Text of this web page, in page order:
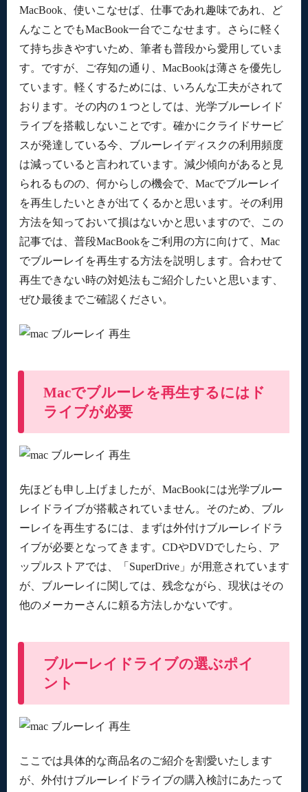
MacBook、使いこなせば、仕事であれ趣味であれ、ど
んなことでもMacBook一台でこなせます。さらに軽く
て持ち歩きやすいため、筆者も普段から愛用していま
す。ですが、ご存知の通り、MacBookは薄さを優先し
ています。軽くするためには、いろんな工夫がされて
おります。その内の１つとしては、光学ブルーレイド
ライブを搭載しないことです。確かにクライドサービ
スが発達している今、ブルーレイディスクの利用頻度
は減っていると言われています。減少傾向があると見
られるものの、何からしの機会で、Macでブルーレイ
を再生したいときが出てくるかと思います。その利用
方法を知っておいて損はないかと思いますので、この
記事では、普段MacBookをご利用の方に向けて、Mac
でブルーレイを再生する方法を説明します。合わせて
再生できない時の対処法もご紹介したいと思います、
ぜひ最後までご確認ください。
Macでブルーレを再生するにはド
ライブが必要
先ほども申し上げましたが、MacBookには光学ブルー
レイドライブが搭載されていません。そのため、ブル
ーレイを再生するには、まずは外付けブルーレイドラ
イブが必要となってきます。CDやDVDでしたら、ア
ップルストアでは、「SuperDrive」が用意されています
が、ブルーレイに関しては、残念ながら、現状はその
他のメーカーさんに頼る方法しかないです。
ブルーレイドライブの選ぶポイ
ント
ここでは具体的な商品名のご紹介を割愛いたします
が、外付けブルーレイドライブの購入検討にあたって